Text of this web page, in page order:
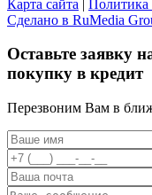
Карта сайта | Политика
Сделано в RuMedia
вверх
Оставьте заявку
покупку в кредит
Перезвоним Вам в